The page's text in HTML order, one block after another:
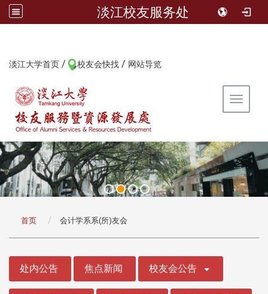
淡江校友服务处
淡江大学首页 / 校友会快找 / 网站导览
Toggle
首页 会计学系系(所)友会
处内公告 焦点新闻 校友会公告